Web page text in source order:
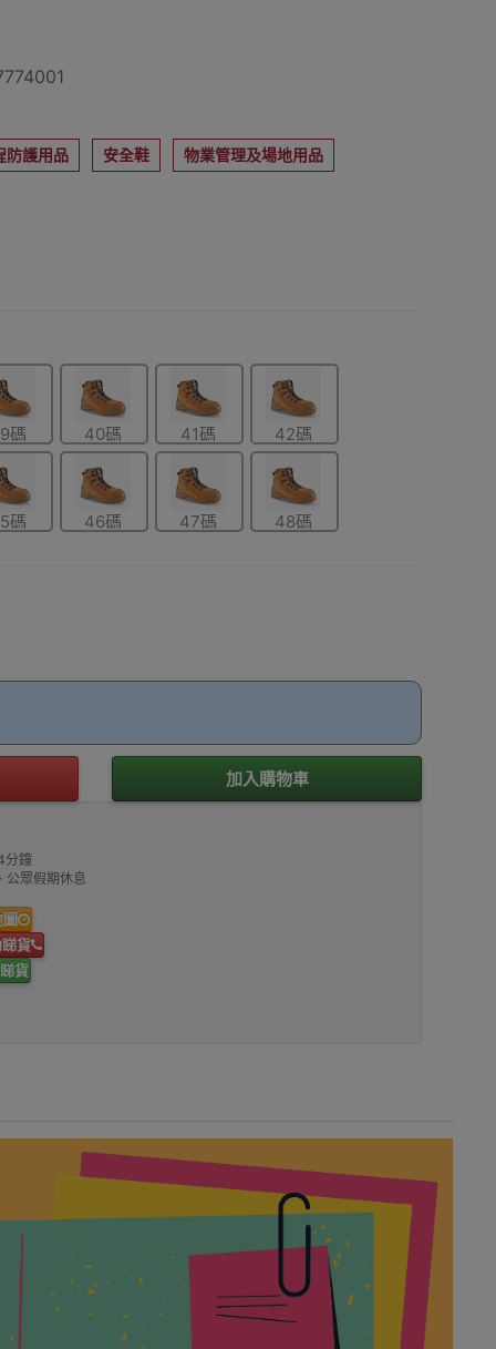
防護用品 安全鞋 物業管理及場地用品
碼 40碼 41碼 42碼
碼 46碼 47碼 48碼
加入購物車
分鐘
眾假期休息
貨
貨